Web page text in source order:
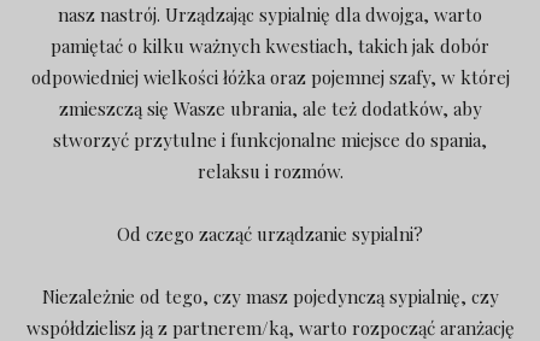
nasz nastrój. Urządzając sypialnię dla dwojga, warto
pamiętać o kilku ważnych kwestiach, takich jak dobór
odpowiedniej wielkości łóżka oraz pojemnej szafy, w której
zmieszczą się Wasze ubrania, ale też dodatków, aby
stworzyć przytulne i funkcjonalne miejsce do spania,
relaksu i rozmów.
Od czego zacząć urządzanie sypialni?
Niezależnie od tego, czy masz pojedynczą sypialnię, czy
współdzielisz ją z partnerem/ką, warto rozpocząć aranżację